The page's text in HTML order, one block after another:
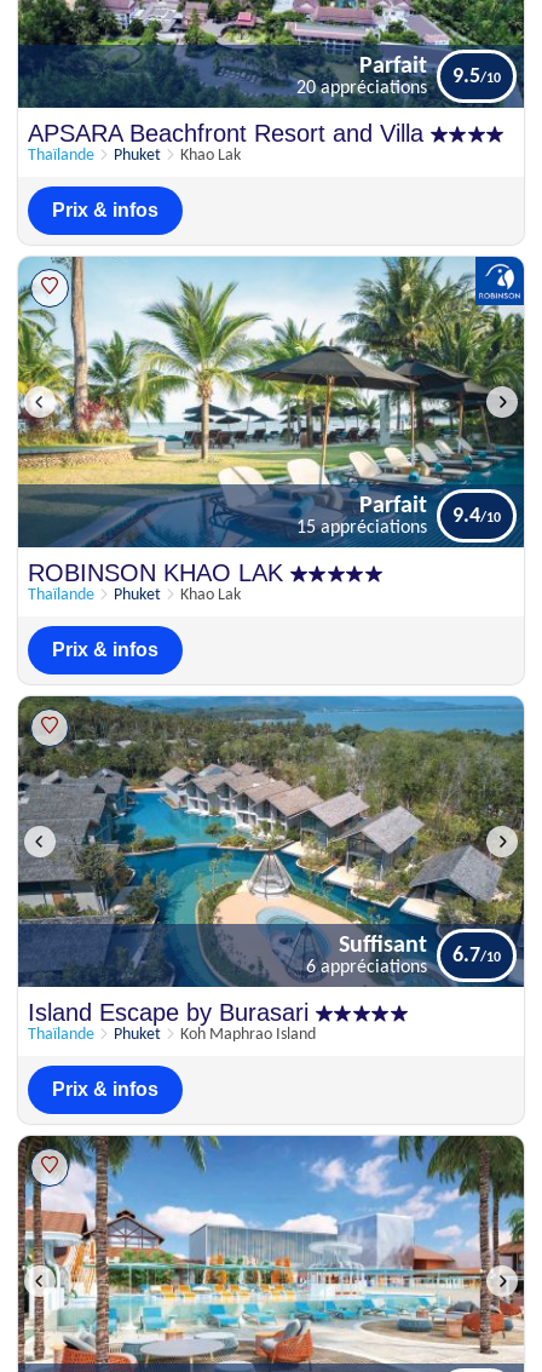
Parfait 9.5
APSARA Beachfront Resort and Villa
Thaïlande Phuket Khao Lak
Parfait
20 appréciations
9.5
Prix & infos
Parfait
ROBINSON KHAO LAK
Thaïlande Phuket Khao Lak
Parfait
15 appréciations
9.4
Prix & infos
Suffisant
6 appréciations
Island Escape by Burasari
Thaïlande Phuket Koh Maphrao Island
Suffisant
6 appréciations
6.7
Prix & infos